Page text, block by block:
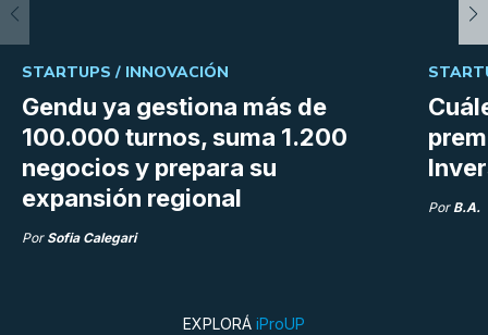
Gendu ya gestiona más de
100.000 turnos, suma 1.200
negocios y prepara su
expansión regional
STARTUPS / INNOVACIÓN
Por Sofia Calegari
Por B.A.
EXPLORÁ iProUP